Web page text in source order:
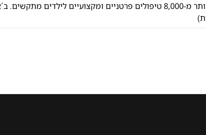
שנה שהסתיימה עם יותר מ-8,000 טיפולים פרטניים ומקצועיים לילדים